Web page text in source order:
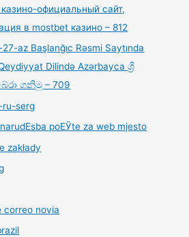
официальный сайт,
в mostbet казино – 812
az Başlanğıc Rəsmi Saytında
Dilində Azərbayca ශ්‍රී
ගනිමු – 709
ru-serg
poЕЎte za web mjesto
zakłady
correo novia